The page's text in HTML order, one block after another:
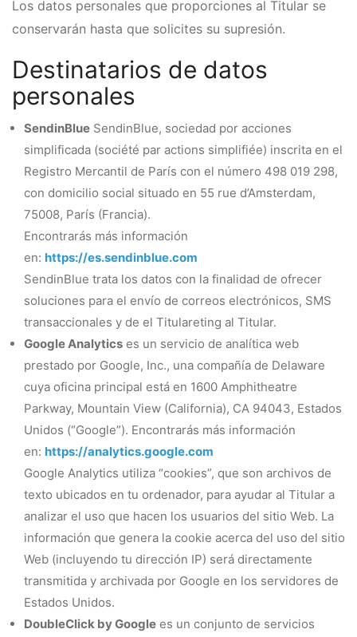
Los datos personales que proporciones al Titular se
conservarán hasta que solicites su supresión.
Destinatarios de datos
personales
SendinBlue SendinBlue, sociedad por acciones
simplificada (société par actions simplifiée) inscrita en el
Registro Mercantil de París con el número 498 019 298,
con domicilio social situado en 55 rue d’Amsterdam,
75008, París (Francia).
Encontrarás más información
en: https://es.sendinblue.com
SendinBlue trata los datos con la finalidad de ofrecer
soluciones para el envío de correos electrónicos, SMS
transaccionales y de el Titulareting al Titular.
Google Analytics es un servicio de analítica web
prestado por Google, Inc., una compañía de Delaware
cuya oficina principal está en 1600 Amphitheatre
Parkway, Mountain View (California), CA 94043, Estados
Unidos (“Google”). Encontrarás más información
en: https://analytics.google.com
Google Analytics utiliza “cookies”, que son archivos de
texto ubicados en tu ordenador, para ayudar al Titular a
analizar el uso que hacen los usuarios del sitio Web. La
información que genera la cookie acerca del uso del sitio
Web (incluyendo tu dirección IP) será directamente
transmitida y archivada por Google en los servidores de
Estados Unidos.
DoubleClick by Google es un conjunto de servicios